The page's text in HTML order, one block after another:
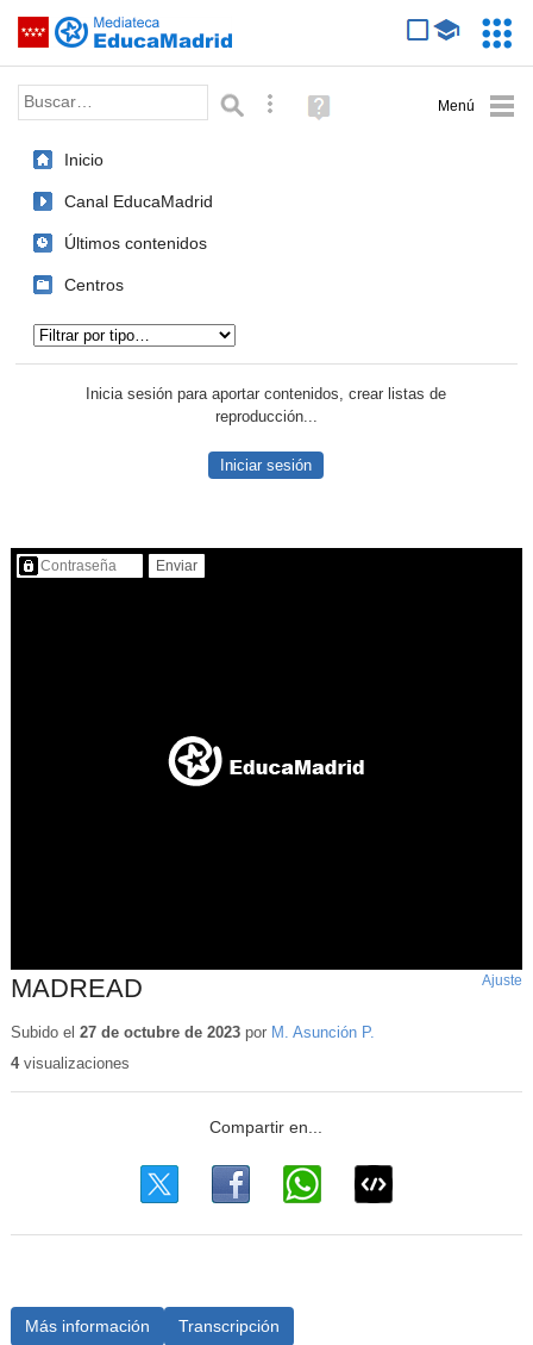
Saltar navegación
Palabra o frase: Búsqueda avanzada
Ayuda
(en
Inicio
Canal EducaMadrid
Últimos contenidos
Centros
Inicia sesión para aportar contenidos, crear listas de
reproducción...
Iniciar sesión
Contenido protegido…
MADREAD Ajuste
Subido el 27 de octubre de 2023por M. Asunción P.
4visualizaciones
Más información Transcripción